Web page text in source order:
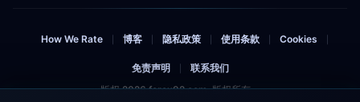
How We Rate 博客 隐私政策 使用条款 Cookies
免责声明
联系我们
版权 2026 forex92.com. 版权所有。